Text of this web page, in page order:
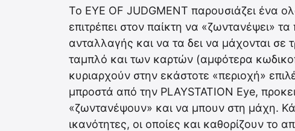
Το EYE OF JUDGMENT παρουσιάζει ένα
επιτρέπει στον παίκτη να «ζωντανέψει»
ανταλλαγής και να τα δει να μάχονται σε
ταμπλό και των καρτών (αμφότερα
κυριαρχούν στην εκάστοτε «περιοχή»
μπροστά από την PLAYSTATION Eye,
«ζωντανέψουν» και να μπουν στη μάχη.
ικανότητες, οι οποίες και καθορίζουν το